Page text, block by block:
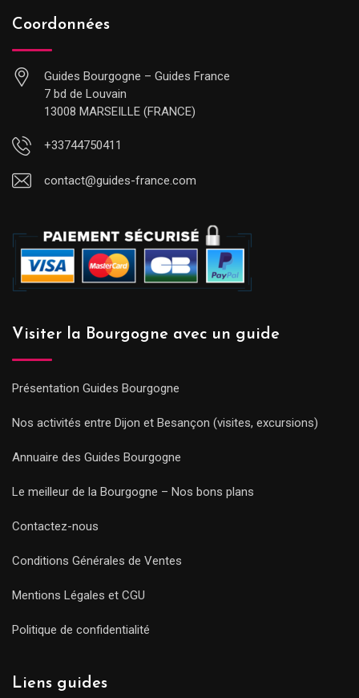
Coordonnées
Guides Bourgogne – Guides France
7 bd de Louvain
13008 MARSEILLE (FRANCE)
+33744750411
contact@guides-france.com
Visiter la Bourgogne avec un guide
Présentation Guides Bourgogne
Nos activités entre Dijon et Besançon (visites, excursions)
Annuaire des Guides Bourgogne
Le meilleur de la Bourgogne – Nos bons plans
Contactez-nous
Conditions Générales de Ventes
Mentions Légales et CGU
Politique de confidentialité
Liens guides